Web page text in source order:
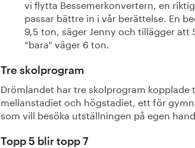
vi flytta Bessemerkonvertern, en
passar bättre in i vår berättelse. En
9,5 ton, säger Jenny och tillägger att
”bara” väger 6 ton.
Tre skolprogram
Drömlandet har tre skolprogram
mellanstadiet och högstadiet, ett för
som vill besöka utställningen på egen
Topp 5 blir topp 7